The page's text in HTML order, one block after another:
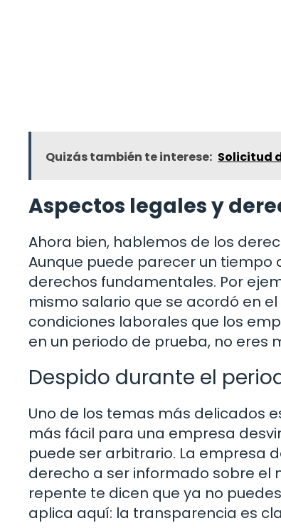
Quizás también te interese: Solicitud
Aspectos legales y
Ahora bien, hablemos de los
Aunque puede parecer un
derechos fundamentales. Por
mismo salario que se acordó en
condiciones laborales que los
en un periodo de prueba, no eres
Despido durante el
Uno de los temas más delicados
más fácil para una empresa
puede ser arbitrario. La empresa
derecho a ser informado sobre el
repente te dicen que ya no
aplica aquí: la transparencia es